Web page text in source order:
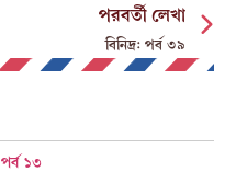
পরবর্তী লেখা
বিনিদ্র: পর্ব ৩৯
১৩